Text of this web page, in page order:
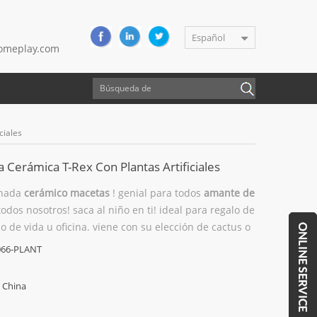
Español
Cerámica T-Rex Con Plantas Artificiales
cerámicomacetas! genial para todos amante de
nosotros! saca al niño en ti! ideal para regalo de
de vida u oficina. viene con su elección de cactus o
lindo plantador dino
PLANT
China